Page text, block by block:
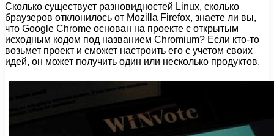
Сколько существует разновидностей Linux, сколько
браузеров отклонилось от Mozilla Firefox, знаете ли вы,
что Google Chrome основан на проекте с открытым
исходным кодом под названием Chromium? Если кто-то
возьмет проект и сможет настроить его с учетом своих
идей, он может получить один или несколько продуктов.